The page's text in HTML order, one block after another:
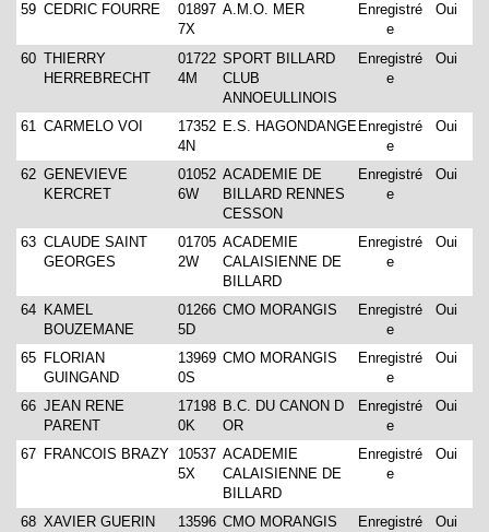
59 CEDRIC FOURRE
01897
7X
A.M.O. MER
Enregistré
e
Oui
60 THIERRY
HERREBRECHT
01722
4M
SPORT BILLARD
CLUB
ANNOEULLINOIS
Enregistré
e
Oui
61 CARMELO VOI
17352
4N
E.S. HAGONDANGE Enregistré
e
Oui
62 GENEVIEVE
KERCRET
01052
6W
ACADEMIE DE
BILLARD RENNES
CESSON
Enregistré
e
Oui
63 CLAUDE SAINT
GEORGES
01705
2W
ACADEMIE
CALAISIENNE DE
BILLARD
Enregistré
e
Oui
64 KAMEL
BOUZEMANE
01266
5D
CMO MORANGIS
Enregistré
e
Oui
65 FLORIAN
GUINGAND
13969
0S
CMO MORANGIS
Enregistré
e
Oui
66 JEAN RENE
PARENT
17198
0K
B.C. DU CANON D
OR
Enregistré
e
Oui
67 FRANCOIS BRAZY
10537
5X
ACADEMIE
CALAISIENNE DE
BILLARD
Enregistré
e
Oui
68 XAVIER GUERIN
13596 CMO MORANGIS
Enregistré
Oui